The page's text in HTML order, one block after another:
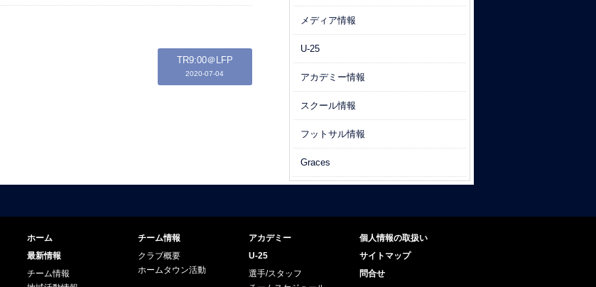
TR9:00＠LFP
2020-07-04
メディア情報
U-25
アカデミー情報
スクール情報
フットサル情報
Graces
ホーム
最新情報
チーム情報
チーム情報
クラブ概要
ホームタウン活動
アカデミー
U-25
選手/スタッフ
個人情報の取扱い
サイトマップ
問合せ